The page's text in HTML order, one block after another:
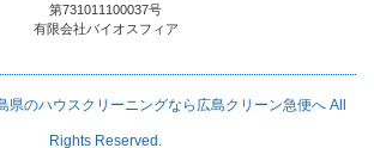
第731011100037号
有限会社バイオスフィア
県のハウスクリーニングなら広島クリーン急便へAll
Rights Reserved.